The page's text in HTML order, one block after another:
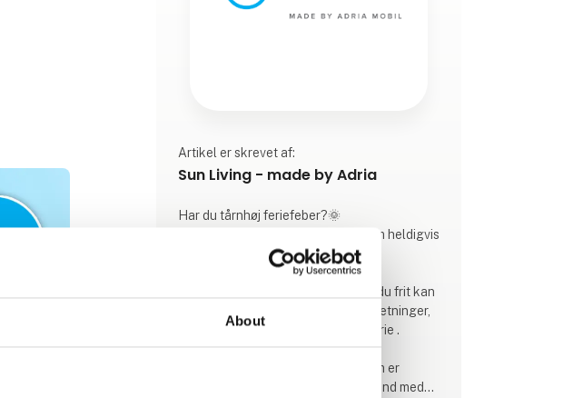
About
Artikel er skrevet af:
Sun Living - made by Adria
Har du tårnhøj feriefeber?🌞
Så er Sun Livings rullende feriehjem heldigvis
febernedsættende.
Med 5 forskellige vognserier, hvor du frit kan
vælge mellem de tilgængelige indretninger,
er der næsten garanti for en god ferie .
Sun Living produceres af Adria, som er
danskernes foretrukne campingbrand med